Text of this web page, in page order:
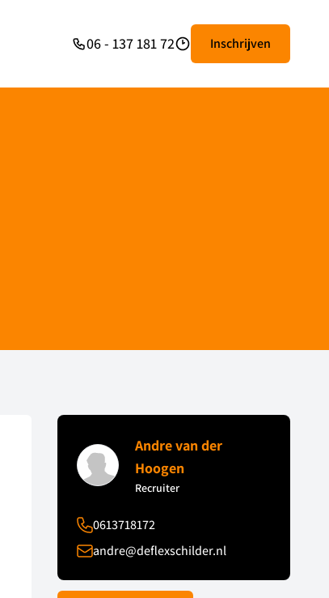
06 - 137 181 72 Inschrijven
Andre van der
Hoogen
Recruiter
0613718172
andre@deflexschilder.nl